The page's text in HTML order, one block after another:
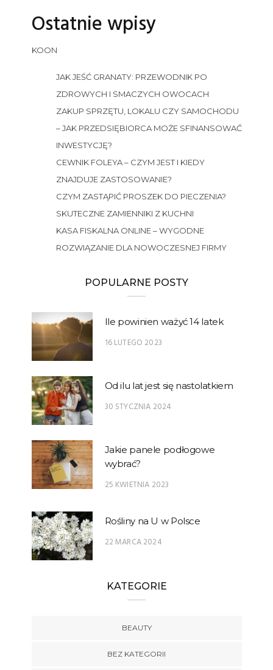
Ostatnie wpisy
KOON
JAK JEŚĆ GRANATY: PRZEWODNIK PO
ZDROWYCH I SMACZYCH OWOCACH
ZAKUP SPRZĘTU, LOKALU CZY SAMOCHODU
– JAK PRZEDSIĘBIORCA MOŻE SFINANSOWAĆ
INWESTYCJĘ?
CEWNIK FOLEYA – CZYM JEST I KIEDY
ZNAJDUJE ZASTOSOWANIE?
CZYM ZASTĄPIĆ PROSZEK DO PIECZENIA?
SKUTECZNE ZAMIENNIKI Z KUCHNI
KASA FISKALNA ONLINE – WYGODNE
ROZWIĄZANIE DLA NOWOCZESNEJ FIRMY
POPULARNE POSTY
Ile powinien ważyć 14 latek
16 LUTEGO 2023
Od ilu lat jest się nastolatkiem
30 STYCZNIA 2024
Jakie panele podłogowe
wybrać?
25 KWIETNIA 2023
Rośliny na U w Polsce
22 MARCA 2024
KATEGORIE
BEAUTY
BEZ KATEGORII